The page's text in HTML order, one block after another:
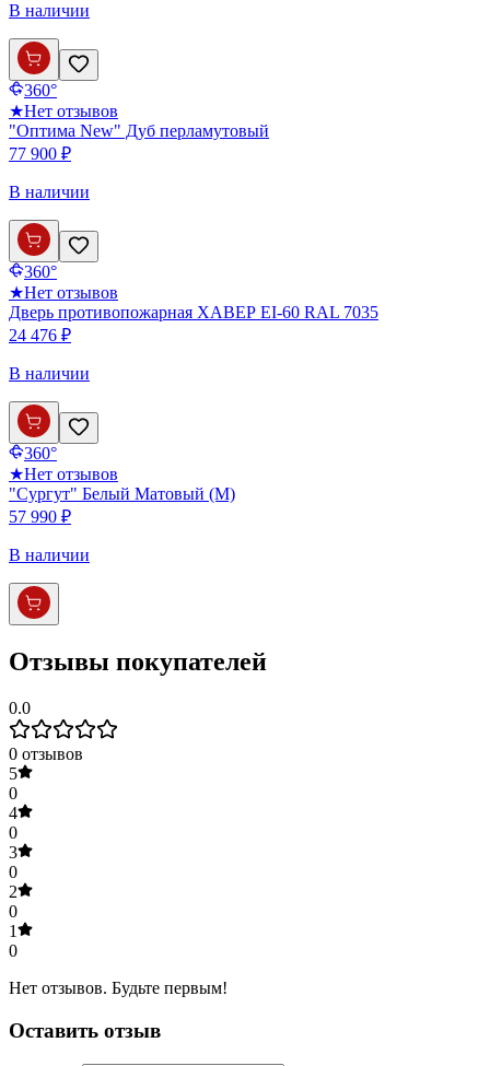
В наличии
360°
★Нет отзывов
"Оптима New" Дуб перламутовый
77 900 ₽
В наличии
360°
★Нет отзывов
Дверь противопожарная ХАВЕР EI-60 RAL 7035
24 476 ₽
В наличии
360°
★Нет отзывов
"Сургут" Белый Матовый (М)
57 990 ₽
В наличии
Отзывы покупателей
0.0
0 отзывов
5
0
4
0
3
0
2
0
1
0
Нет отзывов. Будьте первым!
Оставить отзыв